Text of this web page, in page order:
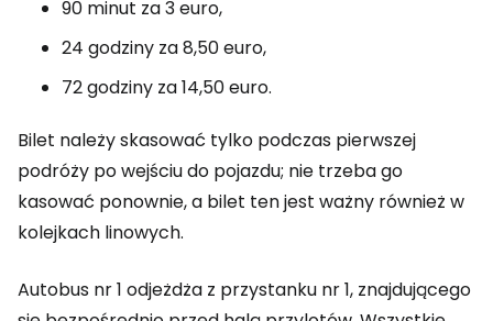
90 minut za 3 euro,
24 godziny za 8,50 euro,
72 godziny za 14,50 euro.
Bilet należy skasować tylko podczas pierwszej
podróży po wejściu do pojazdu; nie trzeba go
kasować ponownie, a bilet ten jest ważny również w
kolejkach linowych.
Autobus nr 1 odjeżdża z przystanku nr 1, znajdującego